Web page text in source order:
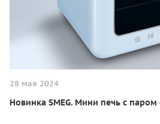
28 мая 2024
Новинка SMEG. Мини печь с паром